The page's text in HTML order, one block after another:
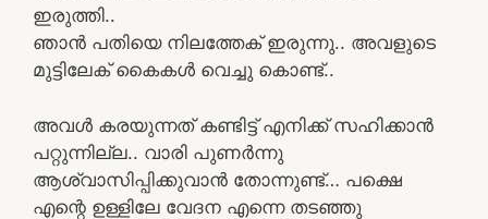
ഇരുത്തി..
ഞാൻ പതിയെ നിലത്തേക് ഇരുന്നു.. അവളുടെ
മുട്ടിലേക് കൈകൾ വെച്ചു കൊണ്ട്..
അവൾ കരയുന്നത് കണ്ടിട്ട് എനിക്ക് സഹിക്കാൻ
പറ്റുന്നില്ല.. വാരി പുണർന്നു
ആശ്വാസിപ്പിക്കുവാൻ തോന്നുണ്ട്… പക്ഷെ
എന്റെ ഉള്ളിലേ വേദന എന്നെ തടഞ്ഞു